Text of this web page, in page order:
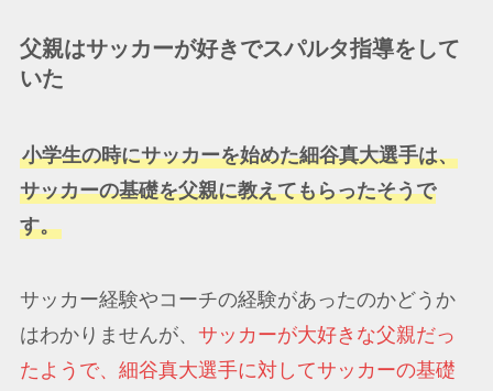
父親はサッカーが好きでスパルタ指導をして
いた
小学生の時にサッカーを始めた細谷真大選手は、
サッカーの基礎を父親に教えてもらったそうで
す。
サッカー経験やコーチの経験があったのかどうか
はわかりませんが、 サッカーが大好きな父親だっ
たようで、細谷真大選手に対してサッカーの基礎